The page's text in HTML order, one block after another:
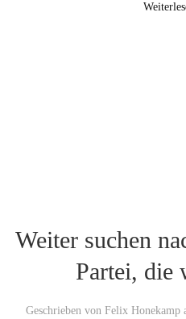
Weiter suchen
Partei, die
Geschrieben von Felix Honekamp